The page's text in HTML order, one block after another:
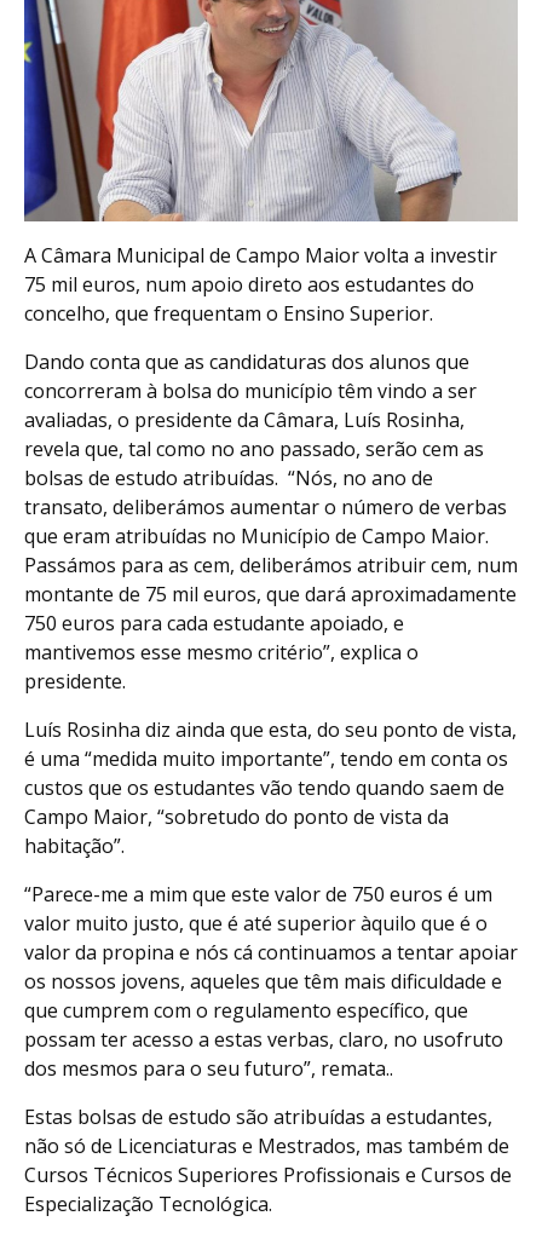
A Câmara Municipal de Campo Maior volta a investir
75 mil euros, num apoio direto aos estudantes do
concelho, que frequentam o Ensino Superior.
Dando conta que as candidaturas dos alunos que
concorreram à bolsa do município têm vindo a ser
avaliadas, o presidente da Câmara, Luís Rosinha,
revela que, tal como no ano passado, serão cem as
bolsas de estudo atribuídas. “Nós, no ano de
transato, deliberámos aumentar o número de verbas
que eram atribuídas no Município de Campo Maior.
Passámos para as cem, deliberámos atribuir cem, num
montante de 75 mil euros, que dará aproximadamente
750 euros para cada estudante apoiado, e
mantivemos esse mesmo critério”, explica o
presidente.
Luís Rosinha diz ainda que esta, do seu ponto de vista,
é uma “medida muito importante”, tendo em conta os
custos que os estudantes vão tendo quando saem de
Campo Maior, “sobretudo do ponto de vista da
habitação”.
“Parece-me a mim que este valor de 750 euros é um
valor muito justo, que é até superior àquilo que é o
valor da propina e nós cá continuamos a tentar apoiar
os nossos jovens, aqueles que têm mais dificuldade e
que cumprem com o regulamento específico, que
possam ter acesso a estas verbas, claro, no usofruto
dos mesmos para o seu futuro”, remata..
Estas bolsas de estudo são atribuídas a estudantes,
não só de Licenciaturas e Mestrados, mas também de
Cursos Técnicos Superiores Profissionais e Cursos de
Especialização Tecnológica.